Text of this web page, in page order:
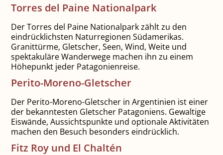
Torres del Paine Nationalpark
Der Torres del Paine Nationalpark zählt zu den
eindrücklichsten Naturregionen Südamerikas.
Granittürme, Gletscher, Seen, Wind, Weite und
spektakuläre Wanderwege machen ihn zu einem
Höhepunkt jeder Patagonienreise.
Perito-Moreno-Gletscher
Der Perito-Moreno-Gletscher in Argentinien ist einer
der bekanntesten Gletscher Patagoniens. Gewaltige
Eiswände, Aussichtspunkte und optionale Aktivitäten
machen den Besuch besonders eindrücklich.
Fitz Roy und El Chaltén